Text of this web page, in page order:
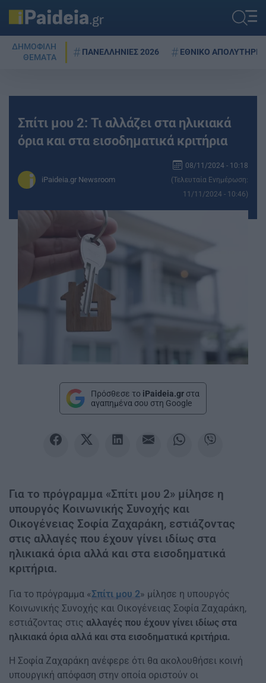
ΔΗΜΟΦΙΛΗ
ΘΕΜΑΤΑ
ΠΑΝΕΛΛΗΝΙΕΣ 2026 ΕΘΝΙΚΟ ΑΠΟΛΥΤΗΡΙΟ
Σπίτι μου 2: Τι αλλάζει στα ηλικιακά
όρια και στα εισοδηματικά κριτήρια
iPaideia.gr Newsroom
08/11/2024 - 10:18
(Τελευταία Ενημέρωση:
11/11/2024 - 10:46)
Πρόσθεσε το iPaideia.gr στα
αγαπημένα σου στη Google
Για το πρόγραμμα «Σπίτι μου 2» μίλησε η
υπουργός Κοινωνικής Συνοχής και
Οικογένειας Σοφία Ζαχαράκη, εστιάζοντας
στις αλλαγές που έχουν γίνει ιδίως στα
ηλικιακά όρια αλλά και στα εισοδηματικά
κριτήρια.
Για το πρόγραμμα «Σπίτι μου 2» μίλησε η υπουργός
Κοινωνικής Συνοχής και Οικογένειας Σοφία Ζαχαράκη,
εστιάζοντας στις αλλαγές που έχουν γίνει ιδίως στα
ηλικιακά όρια αλλά και στα εισοδηματικά κριτήρια.
Η Σοφία Ζαχαράκη ανέφερε ότι θα ακολουθήσει κοινή
υπουργική απόφαση στην οποία οριστούν οι